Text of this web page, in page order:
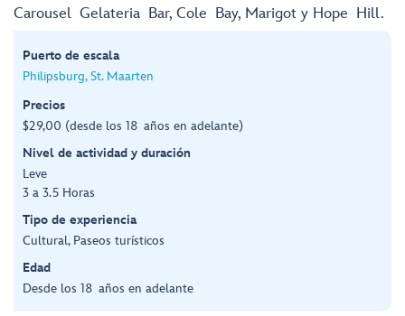
Carousel Gelateria Bar, Cole Bay, Marigot y Hope Hill.
Puerto de escala
Philipsburg, St. Maarten
Precios
$29,00 (desde los 18 años en adelante)
Nivel de actividad y duración
Leve
3 a 3.5 Horas
Tipo de experiencia
Cultural, Paseos turísticos
Edad
Desde los 18 años en adelante